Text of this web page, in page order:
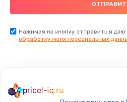
Нажимая на кнопку отправить я даю
обработку моих персональных
pricel-iq.ru